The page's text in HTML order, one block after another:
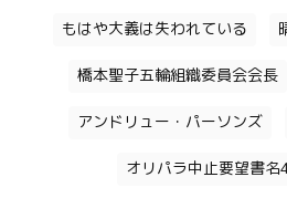
もはや大義は失われている
橋本聖子五輪組織委員会会長
アンドリュー・パーソンズ
オリパラ中止要望書名